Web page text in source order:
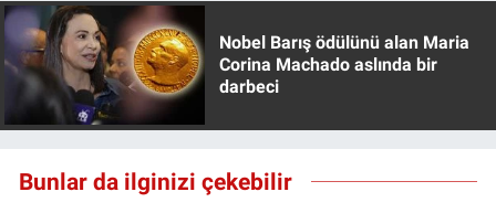
Nobel Barış ödülünü alan Maria
Corina Machado aslında bir
darbeci
Bunlar da ilginizi çekebilir